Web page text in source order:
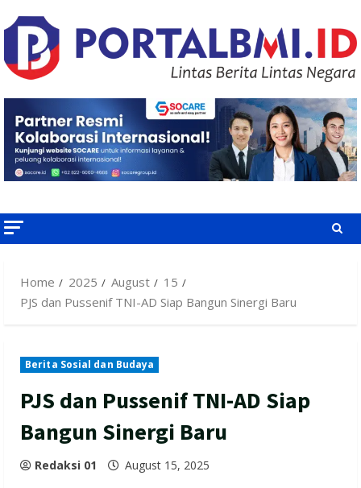
to
content
Home 2025 August
15
PJS dan Pussenif TNI-AD Siap Bangun Sinergi Baru
Berita Sosial dan Budaya
PJS dan Pussenif TNI-AD Siap
Bangun Sinergi Baru
Redaksi 01 August 15, 2025